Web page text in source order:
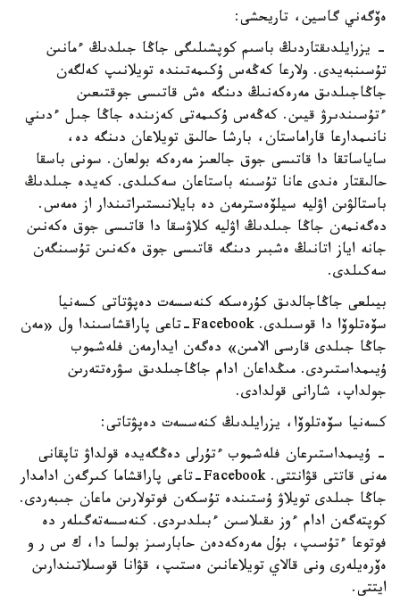
ەۆگەني گاسين، تاريحشى:
- يزرايلدىقتاردىڭ باسىم كوپشىلىگى جاڭا جىلدىڭ ءمانىن
تۇسىنبەيدى. ولارعا كەڭەس ۇكىمەتىندە تويلانىپ كەلگەن
جاڭاجىلدىق مەرەكەنىڭ دىنگە ەش قاتىسى جوقتىعىن
ءتۇسىندىرۋ قيىن. كەڭەس ۇكىمەتى كەزىندە جاڭا جىل ءدىني
نانىمدارعا قاراماستان، بارشا حالىق تويلاعان دىنگە دە،
ساياساتقا دا قاتىسى جوق جالعىز مەرەكە بولعان. سونى باسقا
حالىقتار ەندى عانا تۇسىنە باستاعان سەكىلدى. كەيدە جىلدىڭ
باستالۋىن اۋليە سيلۆەسترمەن دە بايلانىستىراتىندار از ەمەس.
دەگەنمەن جاڭا جىلدىڭ اۋليە كلاۋسقا دا قاتىسى جوق ەكەنىن
جانە اياز اتانىڭ ەشبىر دىنگە قاتىسى جوق ەكەنىن تۇسىنگەن
سەكىلدى.
بيىلعى جاڭاجالدىق كۇرەسكە كنەسسەت دەپۋتاتى كسەنيا
سۆەتلوۆا دا قوسىلدى. Facebook-تاعى پاراقشاسىندا ول «مەن
جاڭا جىلدى قارسى الامىن» دەگەن ايدارمەن فلەشموب
ۇيىمداستىردى. مىڭداعان ادام جاڭاجىلدىق سۋرەتتەرىن
جولداپ، شارانى قولدادى.
كسەنيا سۆەتلوۆا، يزرايلدىڭ كنەسسەت دەپۋتاتى:
- ۇيىمداستىرعان فلەشموب ءتۇرلى دەڭگەيدە قولداۋ تاپقانى
مەنى قاتتى قۋانتتى. Facebook-تاعى پاراقشاما كىرگەن ادامدار
جاڭا جىلدى تويلاۋ ۇستىندە تۇسكەن فوتولارىن ماعان جىبەردى.
كوپتەگەن ادام ءوز ىقىلاسىن ءبىلدىردى. كنەسسەتەگىلەر دە
فوتوعا ءتۇسىپ، بۇل مەرەكەدەن حابارسىز بولسا دا، ك س ر و
ەۆرەيلەرى ونى قالاي تويلاعانىن ەستىپ، قۋانا قوسىلاتىندارىن
ايتتى.